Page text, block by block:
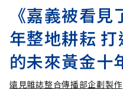
《嘉義被看
年整地耕耘
的未來黃金十
遠見雜誌整合傳播部企劃製作